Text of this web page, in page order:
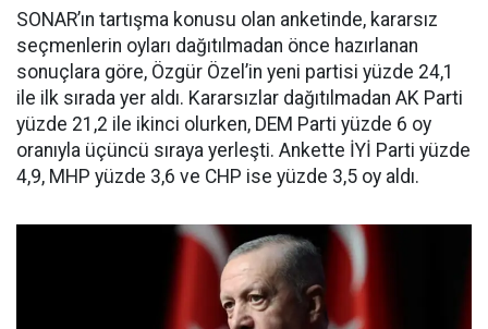
SONAR’ın tartışma konusu olan anketinde, kararsız
seçmenlerin oyları dağıtılmadan önce hazırlanan
sonuçlara göre, Özgür Özel’in yeni partisi yüzde 24,1
ile ilk sırada yer aldı. Kararsızlar dağıtılmadan AK Parti
yüzde 21,2 ile ikinci olurken, DEM Parti yüzde 6 oy
oranıyla üçüncü sıraya yerleşti. Ankette İYİ Parti yüzde
4,9, MHP yüzde 3,6 ve CHP ise yüzde 3,5 oy aldı.